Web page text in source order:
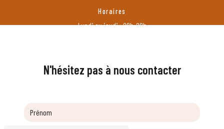
Horaires
Lundi au jeudi : 08h-20h
N'hésitez pas à nous contacter